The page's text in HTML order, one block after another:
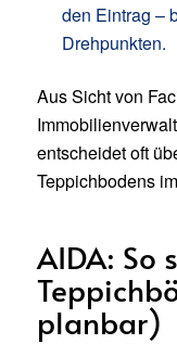
den Eintrag –
Drehpunkten.
Aus Sicht von
entscheidet oft
Teppichbodens
AIDA: So
planbar)